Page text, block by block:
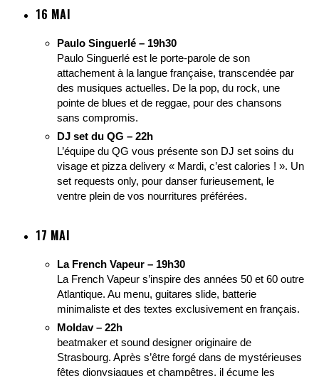
16 MAI
Paulo Singuerlé – 19h30
Paulo Singuerlé est le porte-parole de son
attachement à la langue française, transcendée par
des musiques actuelles. De la pop, du rock, une
pointe de blues et de reggae, pour des chansons
sans compromis.
DJ set du QG – 22h
L’équipe du QG vous présente son DJ set soins du
visage et pizza delivery « Mardi, c’est calories ! ». Un
set requests only, pour danser furieusement, le
ventre plein de vos nourritures préférées.
17 MAI
La French Vapeur – 19h30
La French Vapeur s’inspire des années 50 et 60 outre
Atlantique. Au menu, guitares slide, batterie
minimaliste et des textes exclusivement en français.
Moldav – 22h
beatmaker et sound designer originaire de
Strasbourg. Après s’être forgé dans de mystérieuses
fêtes dionysiaques et champêtres, il écume les